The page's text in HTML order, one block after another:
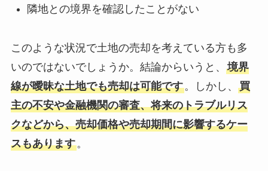
隣地との境界を確認したことがない
このような状況で土地の売却を考えている方も多
いのではないでしょうか。結論からいうと、 境界
線が曖昧な土地でも売却は可能です。しかし、 買
主の不安や金融機関の審査、将来のトラブルリス
クなどから、売却価格や売却期間に影響するケー
スもあります。